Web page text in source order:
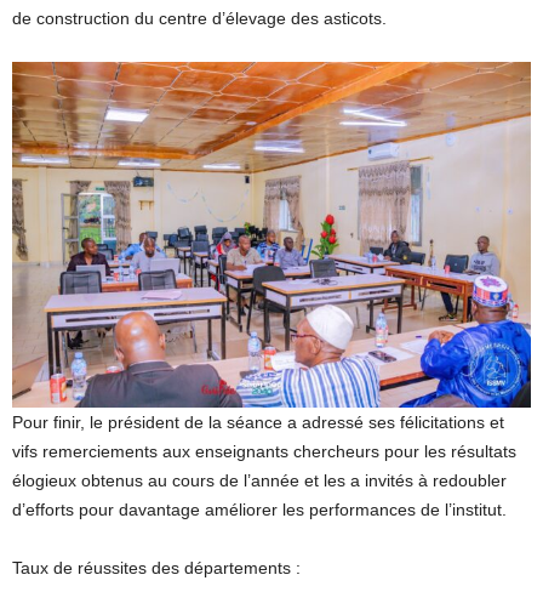
de construction du centre d’élevage des asticots.
Pour finir, le président de la séance a adressé ses félicitations et
vifs remerciements aux enseignants chercheurs pour les résultats
élogieux obtenus au cours de l’année et les a invités à redoubler
d’efforts pour davantage améliorer les performances de l’institut.
Taux de réussites des départements :